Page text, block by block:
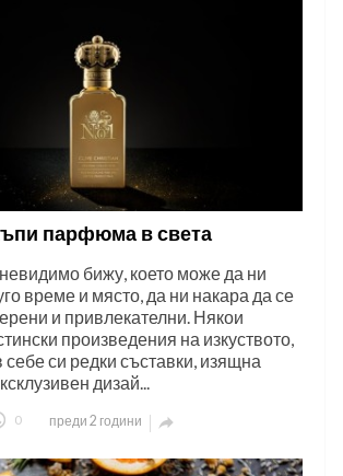
парфюма в света
бижу, което може да ни
време и място, да ни накара да се
и привлекателни. Някои
произведения на изкуството,
си редки съставки, изящна
дизай...
0 преди 2 години 